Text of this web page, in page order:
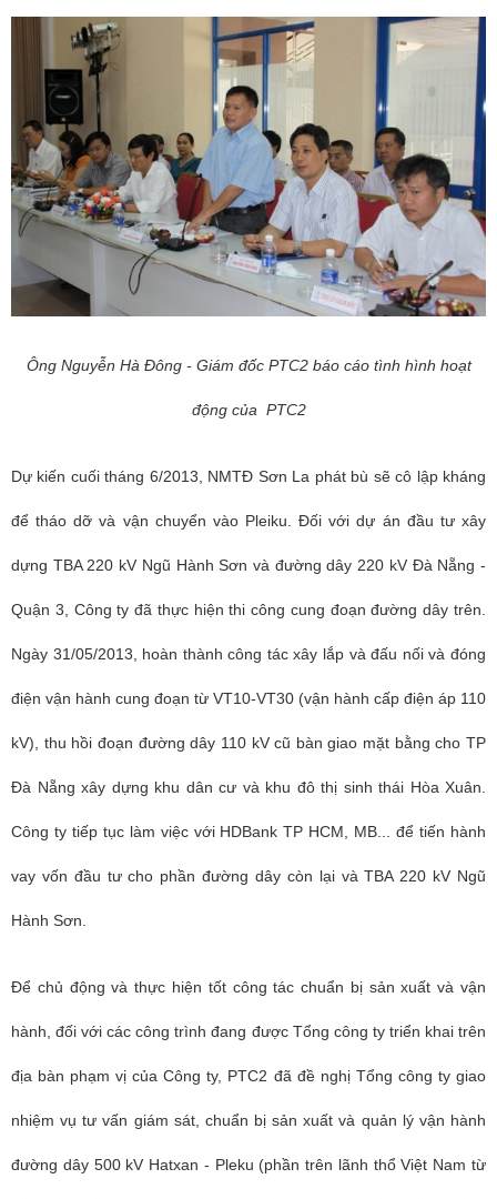
Ông Nguyễn Hà Đông - Giám đốc PTC2 báo cáo tình hình hoạt
động của PTC2
Dự kiến cuối tháng 6/2013, NMTĐ Sơn La phát bù sẽ cô lập kháng
để tháo dỡ và vận chuyển vào Pleiku. Đối với dự án đầu tư xây
dựng TBA 220 kV Ngũ Hành Sơn và đường dây 220 kV Đà Nẵng -
Quận 3, Công ty đã thực hiện thi công cung đoạn đường dây trên.
Ngày 31/05/2013, hoàn thành công tác xây lắp và đấu nối và đóng
điện vận hành cung đoạn từ VT10-VT30 (vận hành cấp điện áp 110
kV), thu hồi đoạn đường dây 110 kV cũ bàn giao mặt bằng cho TP
Đà Nẵng xây dựng khu dân cư và khu đô thị sinh thái Hòa Xuân.
Công ty tiếp tục làm việc với HDBank TP HCM, MB... để tiến hành
vay vốn đầu tư cho phần đường dây còn lại và TBA 220 kV Ngũ
Hành Sơn.
Để chủ động và thực hiện tốt công tác chuẩn bị sản xuất và vận
hành, đối với các công trình đang được Tổng công ty triển khai trên
địa bàn phạm vị của Công ty, PTC2 đã đề nghị Tổng công ty giao
nhiệm vụ tư vấn giám sát, chuẩn bị sản xuất và quản lý vận hành
đường dây 500 kV Hatxan - Pleku (phần trên lãnh thổ Việt Nam từ